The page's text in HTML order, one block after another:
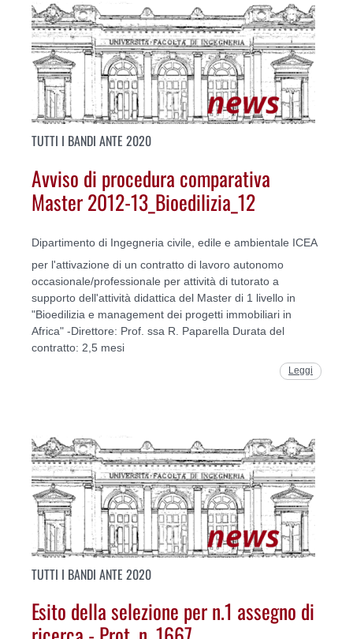
TUTTI I BANDI ANTE 2020
Avviso di procedura comparativa
Master 2012-13_Bioedilizia_12
Dipartimento di Ingegneria civile, edile e ambientale ICEA
per l'attivazione di un contratto di lavoro autonomo
occasionale/professionale per attività di tutorato a
supporto dell'attività didattica del Master di 1 livello in
"Bioedilizia e management dei progetti immobiliari in
Africa" -Direttore: Prof. ssa R. Paparella Durata del
contratto: 2,5 mesi
Leggi
TUTTI I BANDI ANTE 2020
Esito della selezione per n.1 assegno di